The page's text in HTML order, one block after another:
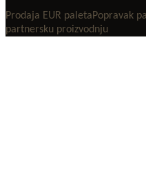
Prodaja EUR paletaPopravak
partnersku proizvodnju